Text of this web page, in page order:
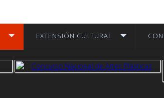
EXTENSIÓN CULTURAL